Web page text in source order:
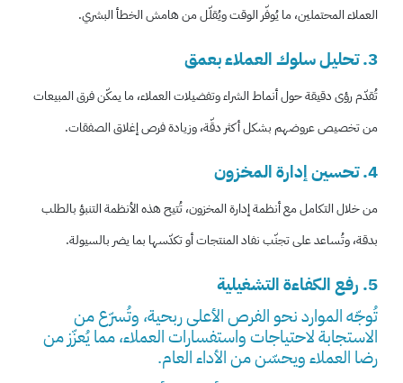
العملاء المحتملين، ما يُوفّر الوقت ويُقلّل من هامش الخطأ البشري.
3. تحليل سلوك العملاء بعمق
تُقدّم رؤى دقيقة حول أنماط الشراء وتفضيلات العملاء، ما يمكّن فرق المبيعات
من تخصيص عروضهم بشكل أكثر دقّة، وزيادة فرص إغلاق الصفقات.
4. تحسين إدارة المخزون
من خلال التكامل مع أنظمة إدارة المخزون، تُتيح هذه الأنظمة التنبؤ بالطلب
بدقة، وتُساعد على تجنّب نفاد المنتجات أو تكدّسها بما يضر بالسيولة.
5. رفع الكفاءة التشغيلية
تُوجّه الموارد نحو الفرص الأعلى ربحية، وتُسرّع من
الاستجابة لاحتياجات واستفسارات العملاء، مما يُعزّز من
رضا العملاء ويحسّن من الأداء العام.